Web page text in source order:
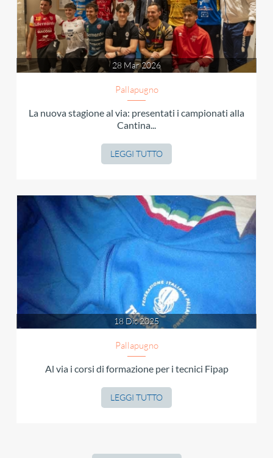
Pallapugno
28 Mar 2026
La nuova stagione al via: presentati i campionati alla
Cantina...
LEGGI TUTTO
Pallapugno
18 Dic 2025
Al via i corsi di formazione per i tecnici Fipap
LEGGI TUTTO